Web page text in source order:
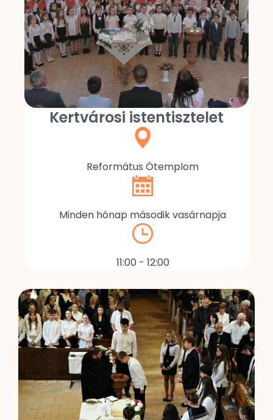
Kertvárosi istentisztelet
Református Ótemplom
Minden hónap második vasárnapja
11:00 - 12:00